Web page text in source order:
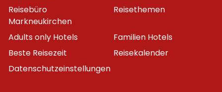
Reisebüro
Markneukirchen
Reisethemen
Adults only Hotels
Familien Hotels
Beste Reisezeit
Reisekalender
Datenschutzeinstellungen